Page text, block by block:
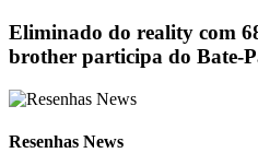
Eliminado do reality com
brother participa do Bate-
Resenhas News